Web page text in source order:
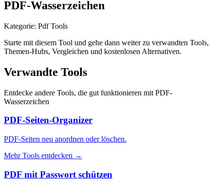
PDF-Wasserzeichen
Kategorie: Pdf Tools
Starte mit diesem Tool und gehe dann weiter zu verwandten Tools,
Themen-Hubs, Vergleichen und kostenlosen Alternativen.
Verwandte Tools
Entdecke andere Tools, die gut funktionieren mit PDF-
Wasserzeichen
PDF-Seiten-Organizer
PDF-Seiten neu anordnen oder löschen.
Mehr Tools entdecken →
PDF mit Passwort schützen